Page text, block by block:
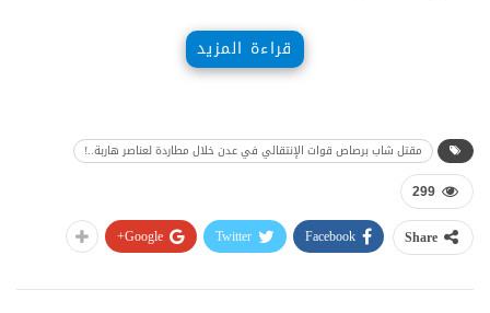
قراءة المزيد
مقتل شاب برصاص قوات الإنتقالي في عدن خلال مطاردة لعناصر هاربة..!
299
Share
Facebook
Twitter
Google+